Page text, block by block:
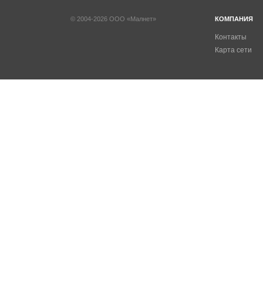
© 2004-2026 ООО «Малнет» КОМПАНИЯ
Контакты
Карта сети